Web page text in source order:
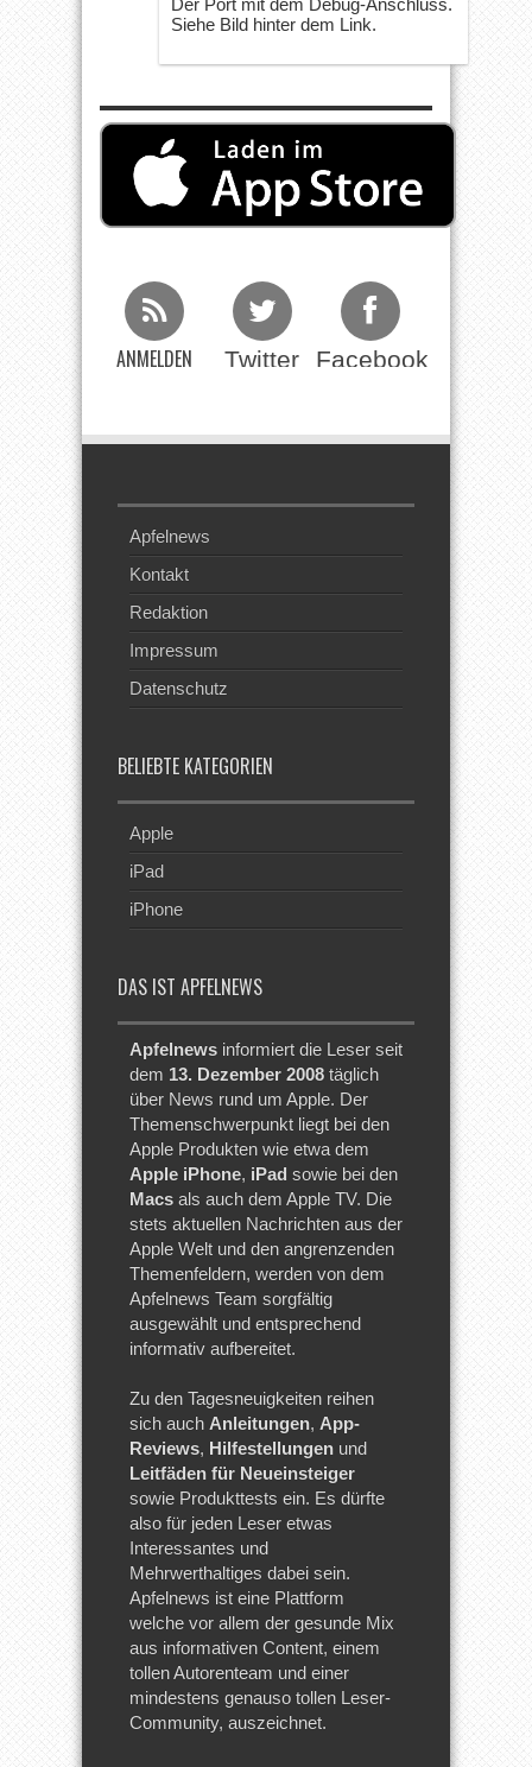
Der Port mit dem Debug-Anschluss.
Siehe Bild hinter dem Link.
ANMELDEN Twitter Facebook
Apfelnews
Kontakt
Redaktion
Impressum
Datenschutz
BELIEBTE KATEGORIEN
Apple
iPad
iPhone
DAS IST APFELNEWS
Apfelnews informiert die Leser seit
dem 13. Dezember 2008 täglich
über News rund um Apple. Der
Themenschwerpunkt liegt bei den
Apple Produkten wie etwa dem
Apple iPhone, iPad sowie bei den
Macs als auch dem Apple TV. Die
stets aktuellen Nachrichten aus der
Apple Welt und den angrenzenden
Themenfeldern, werden von dem
Apfelnews Team sorgfältig
ausgewählt und entsprechend
informativ aufbereitet.
Zu den Tagesneuigkeiten reihen
sich auch Anleitungen, App-
Reviews, Hilfestellungen und
Leitfäden für Neueinsteiger
sowie Produkttests ein. Es dürfte
also für jeden Leser etwas
Interessantes und
Mehrwerthaltiges dabei sein.
Apfelnews ist eine Plattform
welche vor allem der gesunde Mix
aus informativen Content, einem
tollen Autorenteam und einer
mindestens genauso tollen Leser-
Community, auszeichnet.